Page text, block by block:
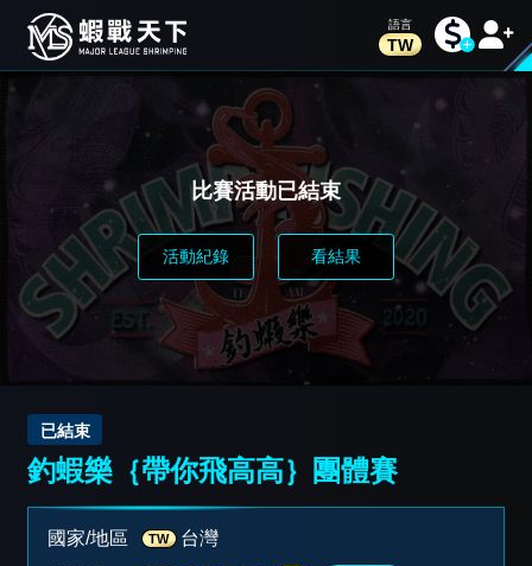
TW
比賽活動已結束
活動紀錄 看結果
已結束
釣蝦樂｛帶你飛高高｝團體賽
國家/地區 TW 台灣